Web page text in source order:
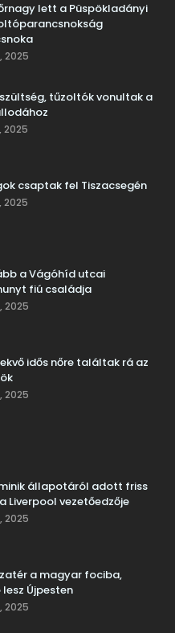
lett a Püspökladányi
2025
tűzoltók vonultak a
2025
csaptak fel Tiszacsegén
2025
a Vágóhíd utcai
fiú családja
2025
idős nőre találtak rá az
2025
állapotáról adott friss
Liverpool vezetőedzője
2025
a magyar fociba,
Újpesten
2025